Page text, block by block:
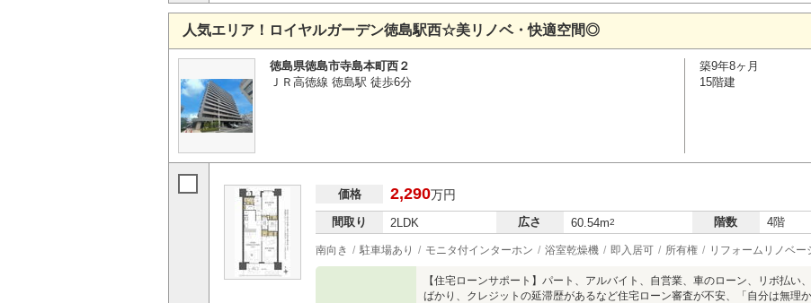
人気エリア！ロイヤルガーデン徳島駅西☆美リノベ・快適空間◎
徳島県徳島市寺島本町西２
ＪＲ高徳線 徳島駅 徒歩6分
築9年8ヶ月
15階建
価格 2,290万円
間取り 2LDK 広さ 60.54m2 階数 4階
南向き 駐車場あり モニタ付インターホン 浴室乾燥機 即入居可 所有権 リフォームリノベー
【住宅ローンサポート】パート、アルバイト、自営業、車のローン、リボ払い
ばかり、クレジットの延滞歴があるなど住宅ローン審査が不安、「自分は無